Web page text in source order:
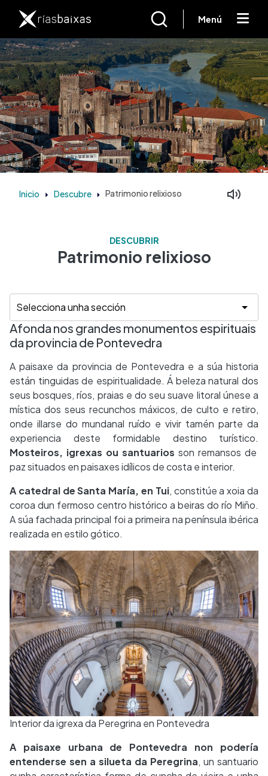
Menú
Inicio Descubre Patrimonio relixioso
DESCUBRIR
Patrimonio relixioso
Afonda nos grandes monumentos espirituais
da provincia de Pontevedra
A paisaxe da provincia de Pontevedra e a súa historia
están tinguidas de espiritualidade. Á beleza natural dos
seus bosques, ríos, praias e do seu suave litoral únese a
mística dos seus recunchos máxicos, de culto e retiro,
onde illarse do mundanal ruído e vivir tamén parte da
experiencia deste formidable destino turístico.
Mosteiros, igrexas ou santuarios son remansos de
paz situados en paisaxes idílicos de costa e interior.
A catedral de Santa María, en Tui, constitúe a xoia da
coroa dun fermoso centro histórico a beiras do río Miño.
A súa fachada principal foi a primeira na península ibérica
realizada en estilo gótico.
Interior da igrexa da Peregrina en Pontevedra
A paisaxe urbana de Pontevedra non podería
entenderse sen a silueta da Peregrina, un santuario